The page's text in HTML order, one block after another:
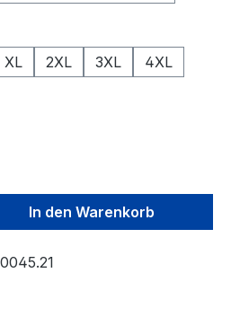
XL 2XL 3XL
4XL
Gib den
In den Warenkorb